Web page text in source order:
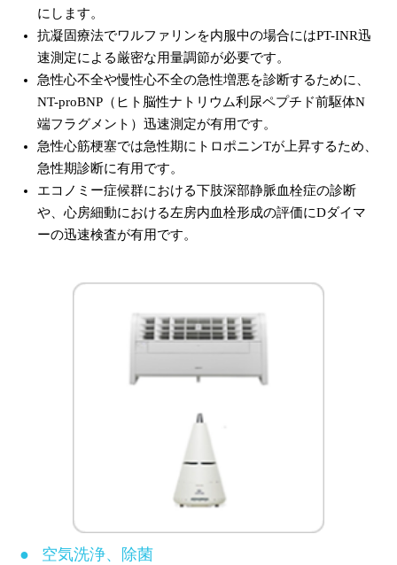
にします。
抗凝固療法でワルファリンを内服中の場合にはPT-INR迅
速測定による厳密な用量調節が必要です。
急性心不全や慢性心不全の急性増悪を診断するために、
NT-proBNP（ヒト脳性ナトリウム利尿ペプチド前駆体N
端フラグメント）迅速測定が有用です。
急性心筋梗塞では急性期にトロポニンTが上昇するため、
急性期診断に有用です。
エコノミー症候群における下肢深部静脈血栓症の診断
や、心房細動における左房内血栓形成の評価にDダイマ
ーの迅速検査が有用です。
空気洗浄、除菌